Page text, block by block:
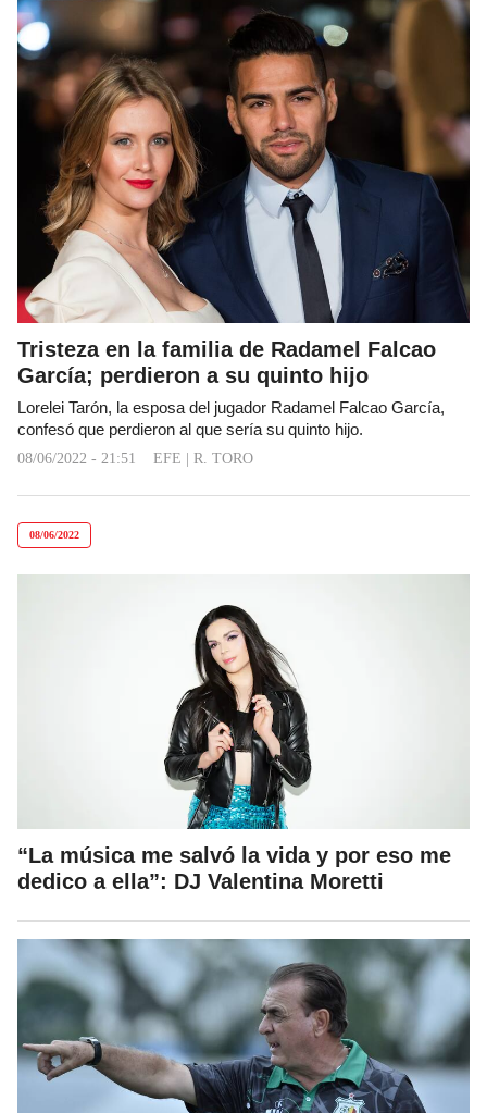
Tristeza en la familia de Radamel Falcao
García; perdieron a su quinto hijo
Lorelei Tarón, la esposa del jugador Radamel Falcao García,
confesó que perdieron al que sería su quinto hijo.
08/06/2022 - 21:51 EFE R. TORO
08/06/2022
“La música me salvó la vida y por eso me
dedico a ella”: DJ Valentina Moretti